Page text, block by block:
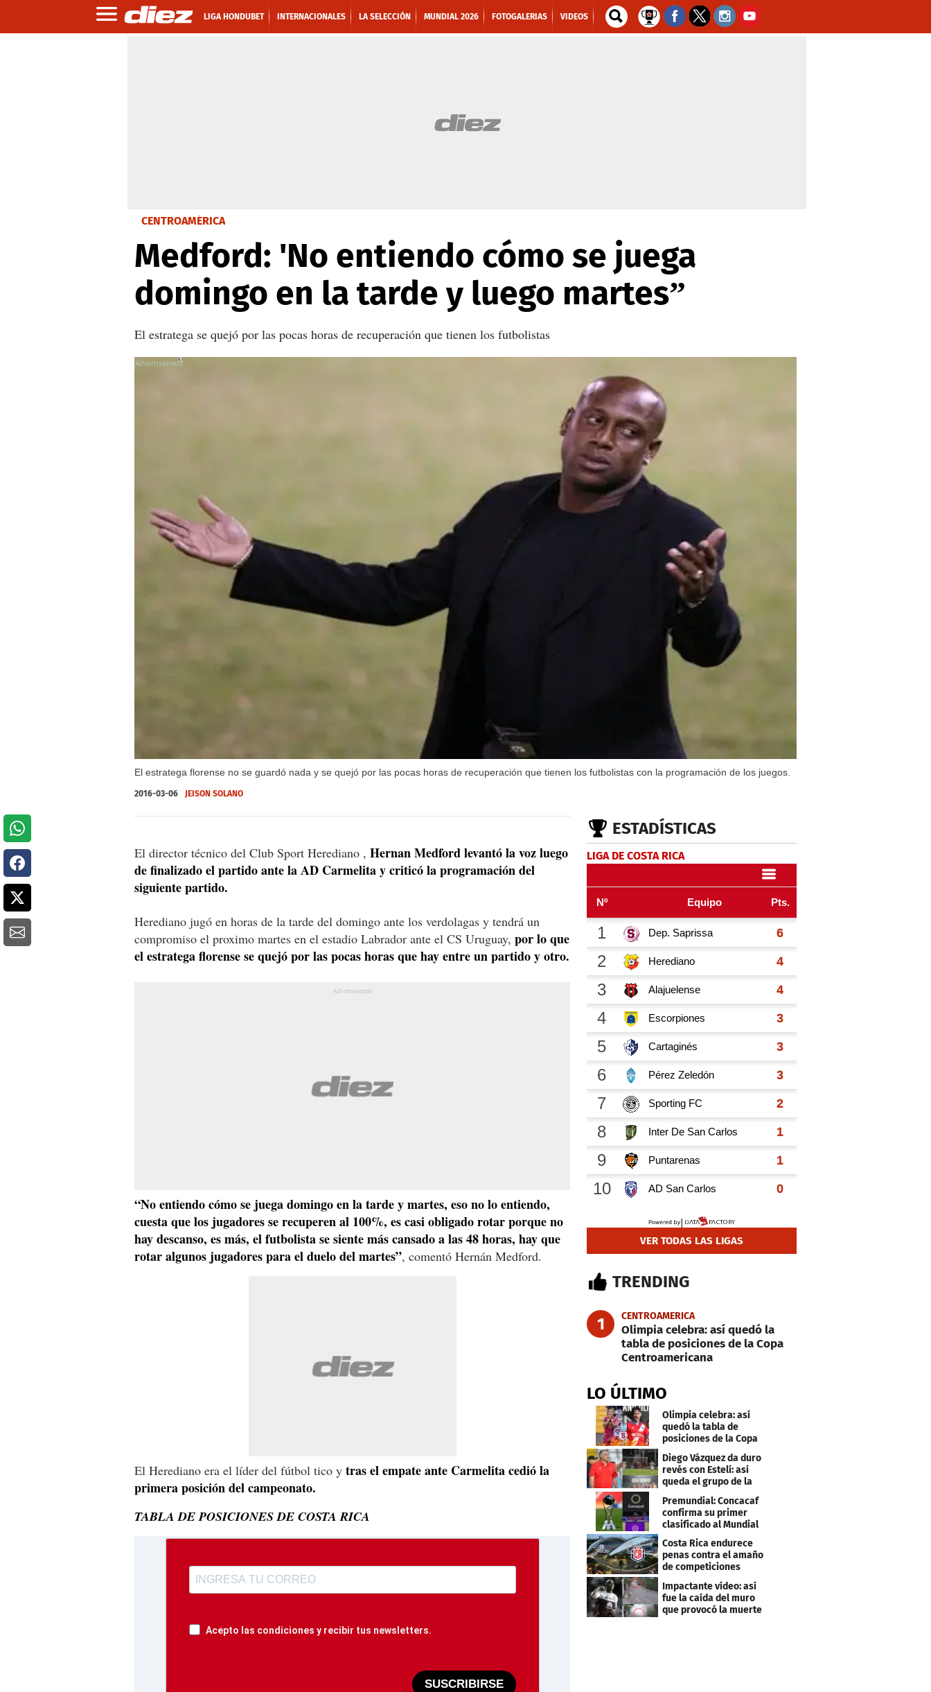
LIGA HONDUBET INTERNACIONALES LA SELECCIÓN MUNDIAL 2026 FOTOGALERIAS VIDEOS
CENTROAMÉRICA
Medford: 'No entiendo cómo se juega
domingo en la tarde y luego martes”
El estratega se quejó por las pocas horas de recuperación que tienen los futbolistas
El estratega florense no se guardó nada y se quejó por las pocas horas de recuperación que tienen los futbolistas con la programación de los juegos.
X
2016-03-06 JEISON SOLANO
El director técnico del Club Sport Herediano , Hernan Medford levantó la voz luego
de finalizado el partido ante la AD Carmelita y criticó la programación del
siguiente partido.
Herediano jugó en horas de la tarde del domingo ante los verdolagas y tendrá un
compromiso el proximo martes en el estadio Labrador ante el CS Uruguay, por lo que
el estratega florense se quejó por las pocas horas que hay entre un partido y otro.
“No entiendo cómo se juega domingo en la tarde y martes, eso no lo entiendo,
cuesta que los jugadores se recuperen al 100%, es casi obligado rotar porque no
hay descanso, es más, el futbolista se siente más cansado a las 48 horas, hay que
rotar algunos jugadores para el duelo del martes”, comentó Hernán Medford.
El Herediano era el líder del fútbol tico y tras el empate ante Carmelita cedió la
primera posición del campeonato.
TABLA DE POSICIONES DE COSTA RICA
Acepto las condiciones y recibir tus newsletters.
SUSCRIBIRSE
ESTADÍSTICAS
LIGA DE COSTA RICA
VER TODAS LAS LIGAS
TRENDING
1 CENTROAMERICA
Olimpia celebra: así quedó la
tabla de posiciones de la Copa
Centroamericana
LO ÚLTIMO
Olimpia celebra: así
quedó la tabla de
posiciones de la Copa
Centroamericana
Diego Vázquez da duro
revés con Estelí: así
queda el grupo de la
Premundial: Concacaf
confirma su primer
clasificado al Mundial
Costa Rica endurece
penas contra el amaño
de competiciones
Impactante vídeo: así
fue la caída del muro
que provocó la muerte